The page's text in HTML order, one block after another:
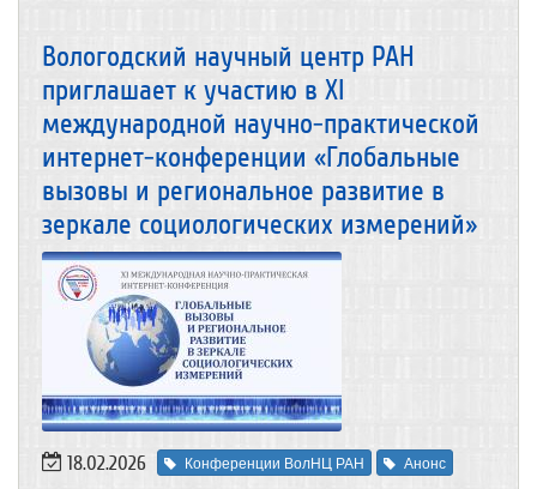
Вологодский научный центр РАН
приглашает к участию в XI
международной научно-практической
интернет-конференции «Глобальные
вызовы и региональное развитие в
зеркале социологических измерений»
18.02.2026 Конференции ВолНЦ РАН Анонс